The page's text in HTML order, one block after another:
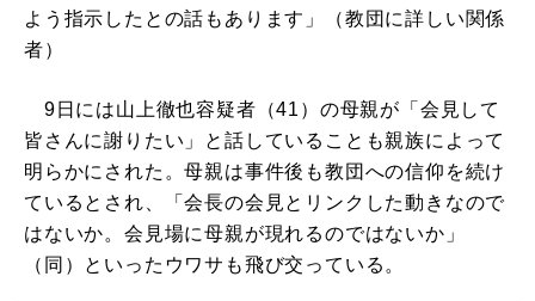
よう指示したとの話もあります」（教団に詳しい関係
者）
9日には山上徹也容疑者（41）の母親が「会見して
皆さんに謝りたい」と話していることも親族によって
明らかにされた。母親は事件後も教団への信仰を続け
ているとされ、「会長の会見とリンクした動きなので
はないか。会見場に母親が現れるのではないか」
（同）といったウワサも飛び交っている。